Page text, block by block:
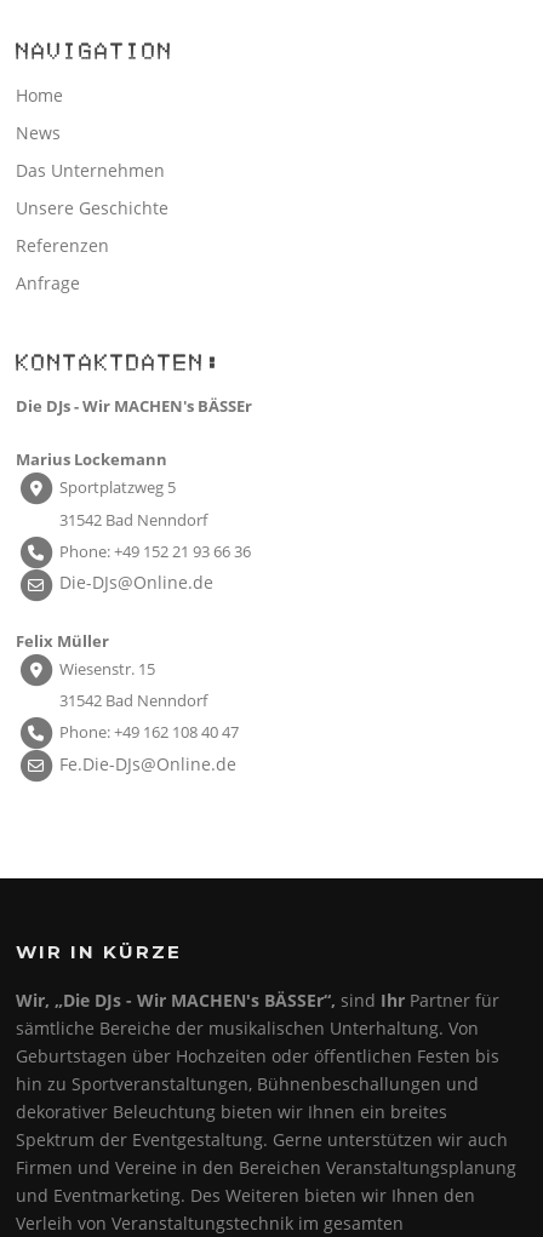
NAVIGATION
Home
News
Das Unternehmen
Unsere Geschichte
Referenzen
Anfrage
KONTAKTDATEN:
Die DJs - Wir MACHEN's BÄSSEr
Marius Lockemann
Sportplatzweg 5
31542 Bad Nenndorf
Phone: +49 152 21 93 66 36
Die-DJs@Online.de
Felix Müller
Wiesenstr. 15
31542 Bad Nenndorf
Phone: +49 162 108 40 47
Fe.Die-DJs@Online.de
WIR IN KÜRZE
Wir, „Die DJs - Wir MACHEN's BÄSSEr“, sind Ihr Partner für
sämtliche Bereiche der musikalischen Unterhaltung. Von
Geburtstagen über Hochzeiten oder öffentlichen Festen bis
hin zu Sportveranstaltungen, Bühnenbeschallungen und
dekorativer Beleuchtung bieten wir Ihnen ein breites
Spektrum der Eventgestaltung. Gerne unterstützen wir auch
Firmen und Vereine in den Bereichen Veranstaltungsplanung
und Eventmarketing. Des Weiteren bieten wir Ihnen den
Verleih von Veranstaltungstechnik im gesamten